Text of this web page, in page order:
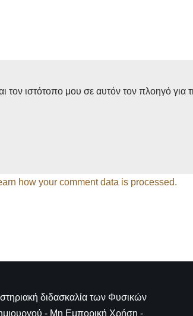
τον ιστότοπο μου σε αυτόν τον πλοηγό για
how your comment data is processed.
διδασκαλία των Φυσικών
- Μη Εμπορική Χρήση -